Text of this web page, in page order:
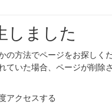
しました
の方法でページをお探しくだ
ていた場合、ページが削除
アクセスする